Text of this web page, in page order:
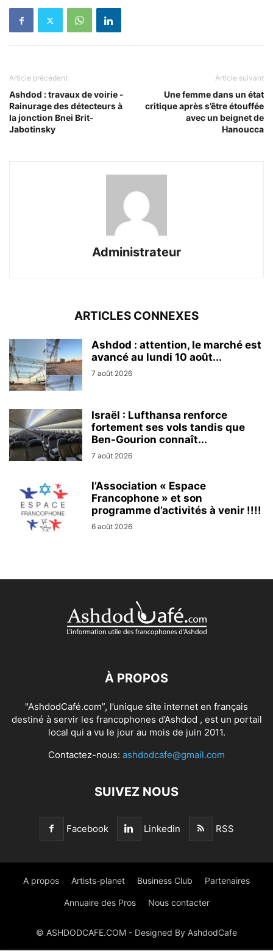
Article précédent
Ashdod : travaux de voirie -
Rainurage des détecteurs à
la jonction Bnei Brit-
Jabotinsky
Article suivant
Une femme dans un état
critique après s’être étouffée
avec un beignet de
Hanoucca
Administrateur
ARTICLES CONNEXES
Ashdod : attention, le marché est
avancé au lundi 10 août...
7 août 2026
Israël : Lufthansa renforce
fortement ses vols tandis que
Ben-Gourion connaît...
7 août 2026
l’Association « Espace
Francophone » et son
programme d’activités à venir !!!!
6 août 2026
À PROPOS
"AshdodCafé.com”, l’unique site internet en français
destiné à servir les francophones d’Ashdod , est un portail
local qui a vu le jour au mois de juin 2011.
Contactez-nous: ashdodcafe@gmail.com
SUIVEZ NOUS
Facebook Linkedin RSS
A propos Artists-planet Business Club Partenaires
Annuaire des Pros Nous contacter
© ASHDODCAFE.COM - Designed By AshdodCafe